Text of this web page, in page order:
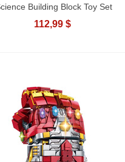
Building Block Toy Set
112,99 $